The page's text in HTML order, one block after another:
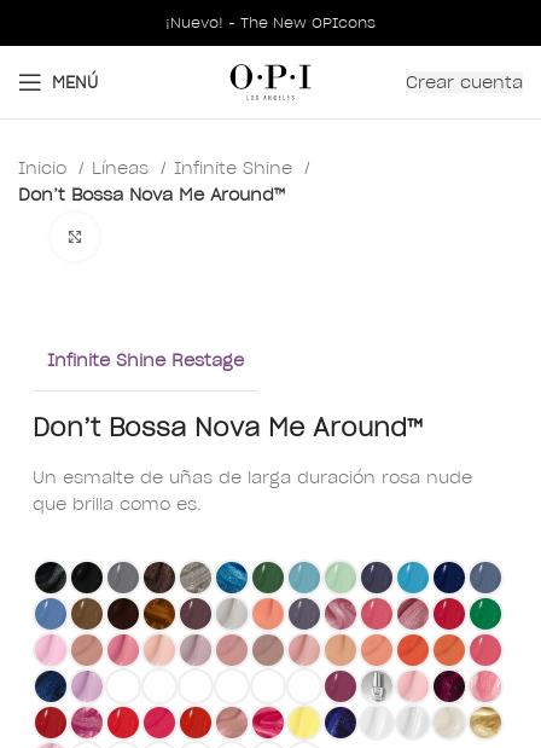
¡Nuevo! - The New OPIcons
MENÚ Crear cuenta
Inicio Líneas
Infinite Shine
Don’t Bossa Nova Me Around™
Infinite Shine Restage
Don’t Bossa Nova Me Around™
Un esmalte de uñas de larga duración rosa nude
que brilla como es.